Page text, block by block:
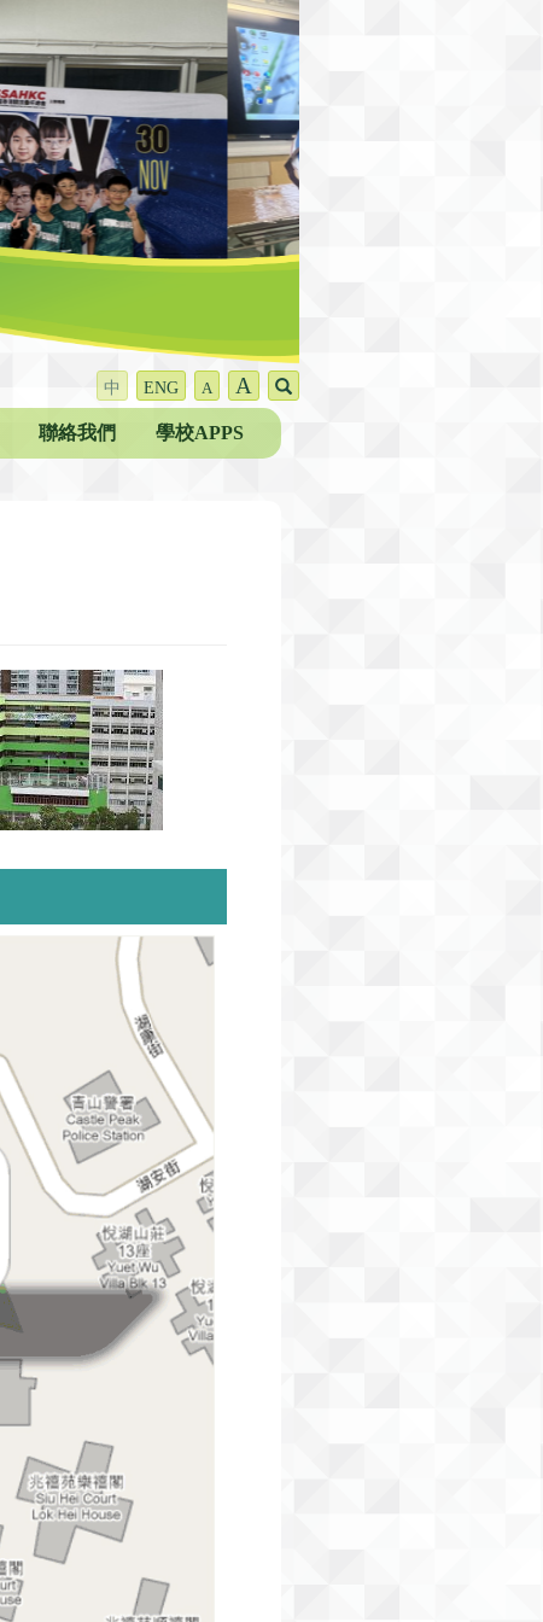
中 ENG A A
聯絡我們 學校APPS